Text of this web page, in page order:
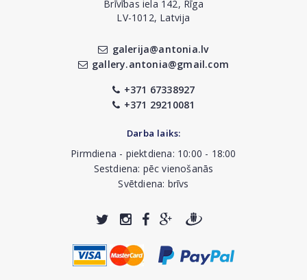
Brīvības iela 142, Rīga
LV-1012, Latvija
galerija@antonia.lv
gallery.antonia@gmail.com
+371 67338927
+371 29210081
Darba laiks:
Pirmdiena - piektdiena: 10:00 - 18:00
Sestdiena: pēc vienošanās
Svētdiena: brīvs